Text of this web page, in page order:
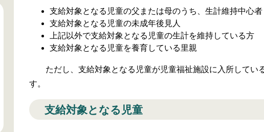
支給対象となる児童の父または母のうち、生計維持中心者
支給対象となる児童の未成年後見人
上記以外で支給対象となる児童の生計を維持している方
支給対象となる児童を養育している里親
ただし、支給対象となる児童が児童福祉施設に入所してい
す。
支給対象となる児童